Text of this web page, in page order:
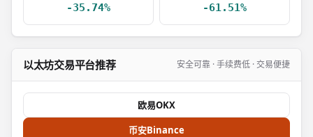
-35.74% -61.51%
以太坊交易平台推荐 安全可靠 · 手续费低 · 交易便捷
欧易OKX
币安Binance